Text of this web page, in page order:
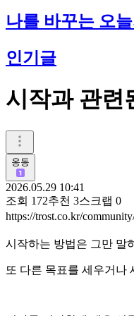
나를 바꾸는 오
인기글
시작과 관련
옹동
2026.05.29 10:41
조회 172추천 3스크랩 0
https://trost.co.kr/
시작하는 방법은 그만 말
또 다른 목표를 세우거나